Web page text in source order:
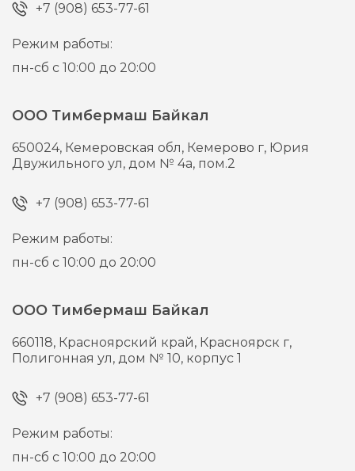
+7 (908) 653-77-61
Режим работы:
пн-сб с 10:00 до 20:00
ООО Тимбермаш Байкал
650024, Кемеровская обл, Кемерово г, Юрия
Двужильного ул, дом № 4а, пом.2
+7 (908) 653-77-61
Режим работы:
пн-сб с 10:00 до 20:00
ООО Тимбермаш Байкал
660118, Красноярский край, Красноярск г,
Полигонная ул, дом № 10, корпус 1
+7 (908) 653-77-61
Режим работы:
пн-сб с 10:00 до 20:00